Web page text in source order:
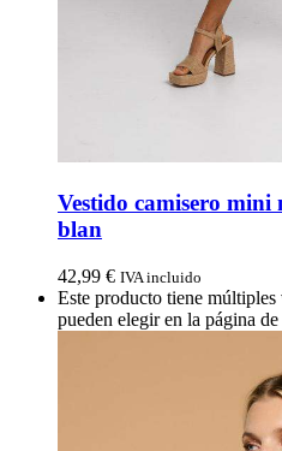
Vestido camisero mini
blan
42,99 € IVA incluido
Este producto tiene múltiples
pueden elegir en la página